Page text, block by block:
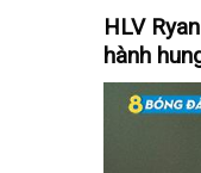
HLV
hành